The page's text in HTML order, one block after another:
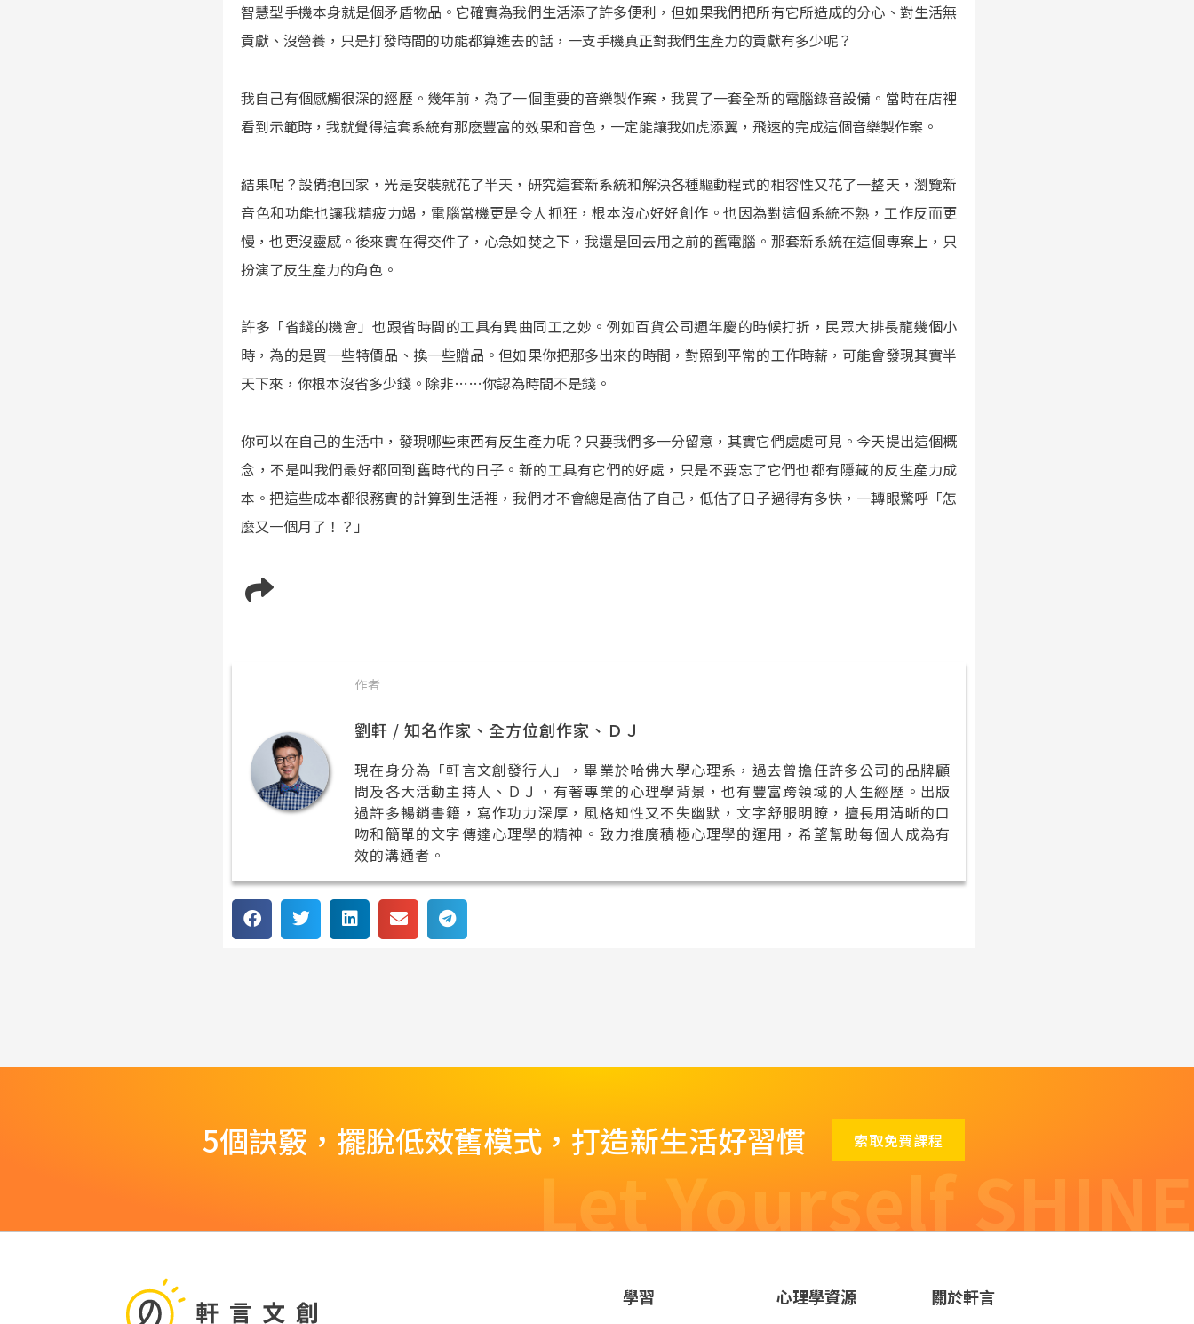
智慧型手機本身就是個矛盾物品。它確實為我們生活添了許多便利，但如果我們把所有它所造成的分心、對生活無
貢獻、沒營養，只是打發時間的功能都算進去的話，一支手機真正對我們生產力的貢獻有多少呢？
我自己有個感觸很深的經歷。幾年前，為了一個重要的音樂製作案，我買了一套全新的電腦錄音設備。當時在店裡
看到示範時，我就覺得這套系統有那麽豐富的效果和音色，一定能讓我如虎添翼，飛速的完成這個音樂製作案。
結果呢？設備抱回家，光是安裝就花了半天，研究這套新系統和解決各種驅動程式的相容性又花了一整天，瀏覽新
音色和功能也讓我精疲力竭，電腦當機更是令人抓狂，根本沒心好好創作。也因為對這個系統不熟，工作反而更
慢，也更沒靈感。後來實在得交件了，心急如焚之下，我還是回去用之前的舊電腦。那套新系統在這個專案上，只
扮演了反生產力的角色。
許多「省錢的機會」也跟省時間的工具有異曲同工之妙。例如百貨公司週年慶的時候打折，民眾大排長龍幾個小
時，為的是買一些特價品、換一些贈品。但如果你把那多出來的時間，對照到平常的工作時薪，可能會發現其實半
天下來，你根本沒省多少錢。除非……你認為時間不是錢。
你可以在自己的生活中，發現哪些東西有反生產力呢？只要我們多一分留意，其實它們處處可見。今天提出這個概
念，不是叫我們最好都回到舊時代的日子。新的工具有它們的好處，只是不要忘了它們也都有隱藏的反生產力成
本。把這些成本都很務實的計算到生活裡，我們才不會總是高估了自己，低估了日子過得有多快，一轉眼驚呼「怎
麼又一個月了！？」
作者
劉軒 / 知名作家、全方位創作家、ＤＪ
現在身分為「軒言文創發行人」，畢業於哈佛大學心理系，過去曾擔任許多公司的品牌顧
問及各大活動主持人、ＤＪ，有著專業的心理學背景，也有豐富跨領域的人生經歷。出版
過許多暢銷書籍，寫作功力深厚，風格知性又不失幽默，文字舒服明瞭，擅長用清晰的口
吻和簡單的文字傳達心理學的精神。致力推廣積極心理學的運用，希望幫助每個人成為有
效的溝通者。
5個訣竅，擺脫低效舊模式，打造新生活好習慣 索取免費課程
Let Yourself SHINE
學習 心理學資源 關於軒言